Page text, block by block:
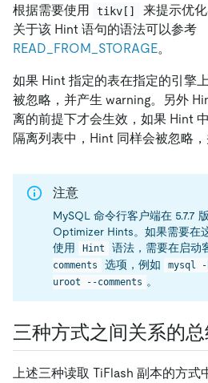
根据需要使用
tikv[]
来提示优
关于该 Hint 语句的语法可以参考
READ_FROM_STORAGE。
如果 Hint 指定的表在指定的引擎
被忽略，并产生 warning。另外
离的前提下才会生效，如果 Hint
隔离列表中，Hint 同样会被忽略，
注意
MySQL 命令行客户端在 5.7.7
Optimizer Hints。如果需要在
使用
Hint 语法，需要在启动
comments
选项，例如
mysql
uroot --comments 。
三种方式之间关系的
上述三种读取 TiFlash 副本的方式